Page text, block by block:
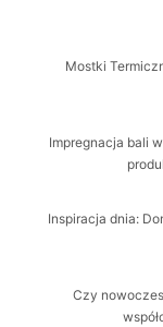
Mostki
Impregnacja bali
Inspiracja dnia:
Czy